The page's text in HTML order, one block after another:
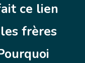
ce lien
frères